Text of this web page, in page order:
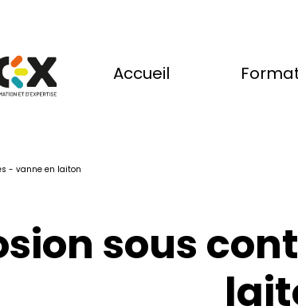
Accueil
- vanne en laiton
sous